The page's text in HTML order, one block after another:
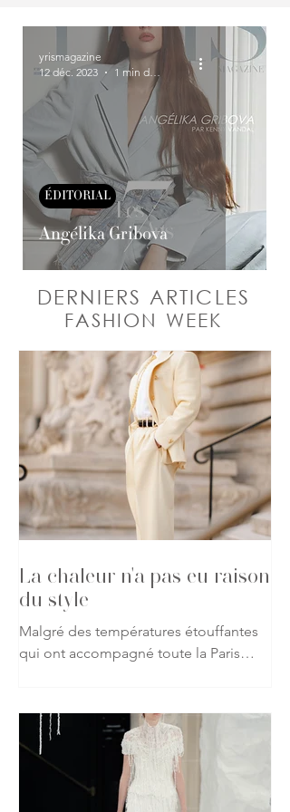
Angélika Gribova
ÉDITORIAL
yrismagazine
12 déc. 2023
1 min de lecture
DERNIERS ARTICLES
FASHION WEEK
La chaleur n'a pas eu raison
du style
Malgré des températures étouffantes
qui ont accompagné toute la Paris
ont répondu présent, affichant leur
attachement à la création jusque dans
les rues de la capitale. Vestes, robes
spectaculaires, matières précieuses ou
silhouettes affirmées : rien n'a semblé